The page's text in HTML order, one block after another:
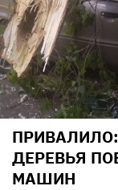
ДЕРЕВЬЯ
МАШИН